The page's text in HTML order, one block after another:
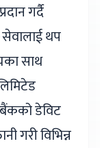
गर्दै
थप
साथ
डेविट
गरी विभिन्न